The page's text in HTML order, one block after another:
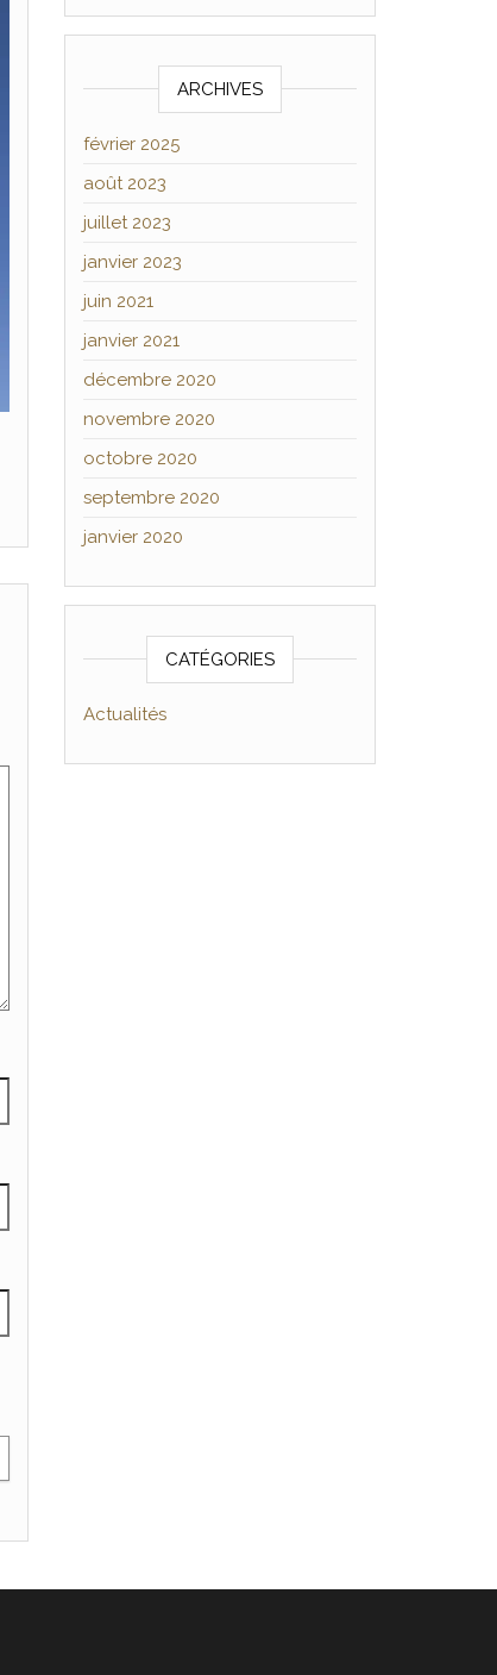
ARCHIVES
février 2025
août 2023
juillet 2023
janvier 2023
juin 2021
janvier 2021
décembre 2020
novembre 2020
octobre 2020
septembre 2020
janvier 2020
CATÉGORIES
Actualités